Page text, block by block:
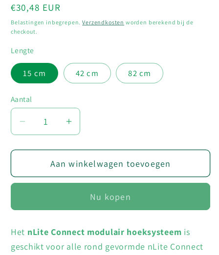
Normale
prijs
€30,48 EUR
Belastingen inbegrepen.Verzendkosten worden berekend bij de
checkout.
Lengte
15 cm 42 cm 82 cm
Aantal
Aantal
Aantal
voor
nLITE®
Connect
Aantal
voor
nLITE®
Connect
Aan winkelwagen toevoegen
Nu kopen
Het nLite Connect modulair hoeksysteem is
geschikt voor alle rond gevormde nLite Connect